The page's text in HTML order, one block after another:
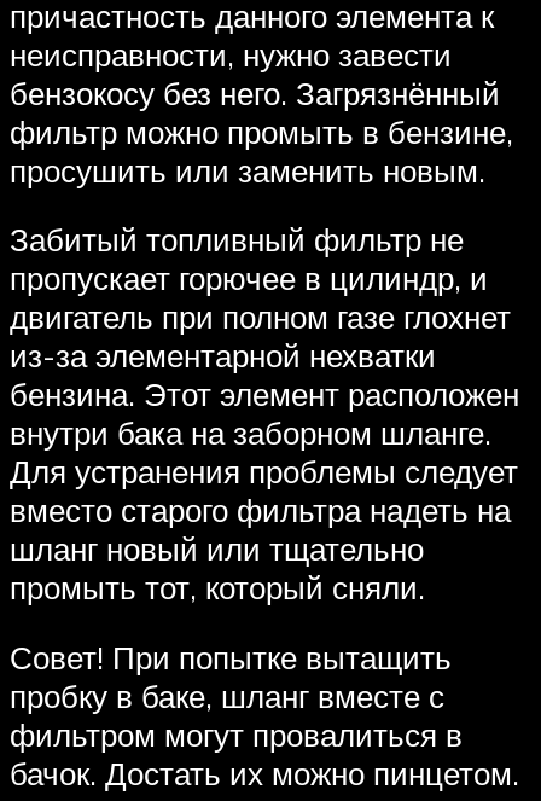
причастность данного элемента к
неисправности, нужно завести
бензокосу без него. Загрязнённый
фильтр можно промыть в бензине,
просушить или заменить новым.
Забитый топливный фильтр не
пропускает горючее в цилиндр, и
двигатель при полном газе глохнет
из-за элементарной нехватки
бензина. Этот элемент расположен
внутри бака на заборном шланге.
Для устранения проблемы следует
вместо старого фильтра надеть на
шланг новый или тщательно
промыть тот, который сняли.
Совет! При попытке вытащить
пробку в баке, шланг вместе с
фильтром могут провалиться в
бачок. Достать их можно пинцетом.